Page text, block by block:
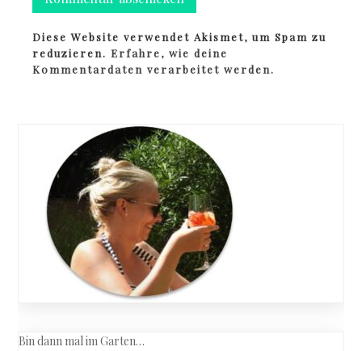
Diese Website verwendet Akismet, um Spam zu
reduzieren.Erfahre, wie deine
Kommentardaten verarbeitet werden.
Bin dann mal im Garten…